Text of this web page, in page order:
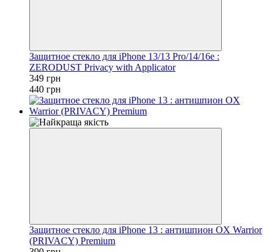
Защитное стекло для iPhone 13/13 Pro/14/16e :
ZERODUST Privacy with Applicator
349 грн
440 грн
Защитное стекло для iPhone 13 : антишпион OX Warrior
(PRIVACY) Premium